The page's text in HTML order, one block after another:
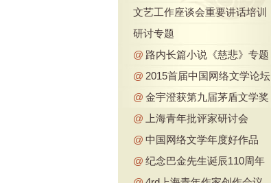
文艺工作座谈会重要讲话培训
研讨专题
@ 路内长篇小说《慈悲》专题
@ 2015首届中国网络文学论坛
@ 金宇澄获第九届茅盾文学奖
@
上海青年批评家研讨会
@ 中国网络文学年度好作品
@ 纪念巴金先生诞辰110周年